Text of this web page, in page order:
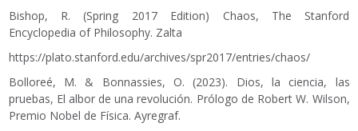
Bishop, R. (Spring 2017 Edition) Chaos, The Stanford
Encyclopedia of Philosophy. Zalta
https://plato.stanford.edu/archives/spr2017/entries/chaos/
Bolloreé, M. & Bonnassies, O. (2023). Dios, la ciencia, las
pruebas, El albor de una revolución. Prólogo de Robert W. Wilson,
Premio Nobel de Física. Ayregraf.